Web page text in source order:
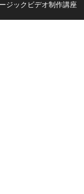
ジックビデオ制作講座